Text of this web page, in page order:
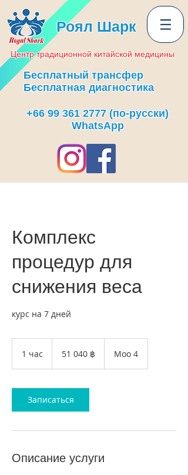
Роял Шарк
Центртрадиционной китайской медицины
Бесплатный трансфер
Бесплатная диагностика
+66 99 361 2777 (по-русски)
WhatsApp
Комплекс
процедур для
снижения веса
курс на 7 дней
1 час
батов51 040 ฿ Moo 4
Записаться
Описание услуги